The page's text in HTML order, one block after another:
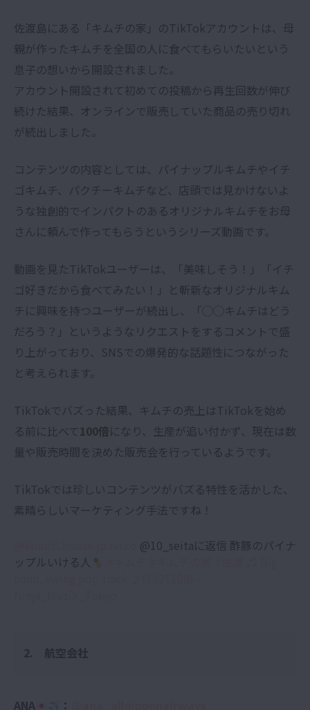
佐渡島にある「キムチの家」のTikTokアカウントは、母
親が作ったキムチを全国の人に食べてもらいたいという
息子の想いから開設されました。
アカウント開設されて初めての投稿から再生回数が伸び
続けた結果、オンラインで販売していた商品の売り切れ
が続出しました。
コンテンツの内容としては、パイナップルキムチやイチ
ゴキムチ、パクチーキムチなど、店頭では見かけないよ
うな独創的でインパクトのあるオリジナルキムチをお母
さんに頼んで作ってもらうというシリーズ動画です。
動画を見たTikTokユーザーは、「美味しそう！」「イチ
ゴ好きだから食べてみたい！」と斬新なオリジナルキム
チに興味を持つユーザーが続出し、「◯◯キムチはどう
だろう？」というようなリクエストをするコメントで盛
り上がっており、SNSでの爆発的な話題性につながった
と考えられます。
TikTok でバズった結果、キムチの売上はTikTokを始め
る前に比べて100倍になり、生産が追い付かず、現在は数
量や販売時間を決めた販売会を行っているようです。
TikTokでは珍しいコンテンツがバズる特性を活かした、
素晴らしいマーケティング手法ですね！
@10_seitaに返信 酢豚のパイナ
ップルいける人
2. 航空会社
ANA ：